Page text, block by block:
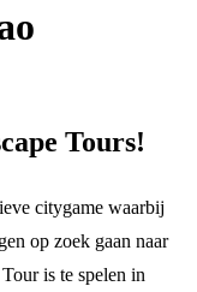
Tours!
citygame waarbij
op zoek gaan naar
is te spelen in